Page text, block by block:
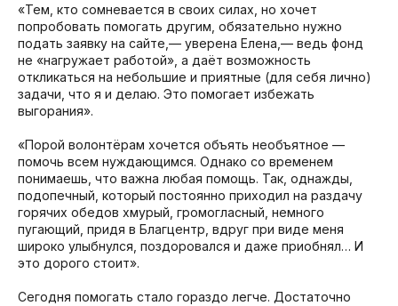
«Тем, кто сомневается в своих силах, но хочет
попробовать помогать другим, обязательно нужно
подать заявку на сайте,— уверена Елена,— ведь фонд
не «нагружает работой», а даёт возможность
откликаться на небольшие и приятные (для себя лично)
задачи, что я и делаю. Это помогает избежать
выгорания».
«Порой волонтёрам хочется объять необъятное —
помочь всем нуждающимся. Однако со временем
понимаешь, что важна любая помощь. Так, однажды,
подопечный, который постоянно приходил на раздачу
горячих обедов хмурый, громогласный, немного
пугающий, придя в Благцентр, вдруг при виде меня
широко улыбнулся, поздоровался и даже приобнял… И
это дорого стоит».
Сегодня помогать стало гораздо легче. Достаточно